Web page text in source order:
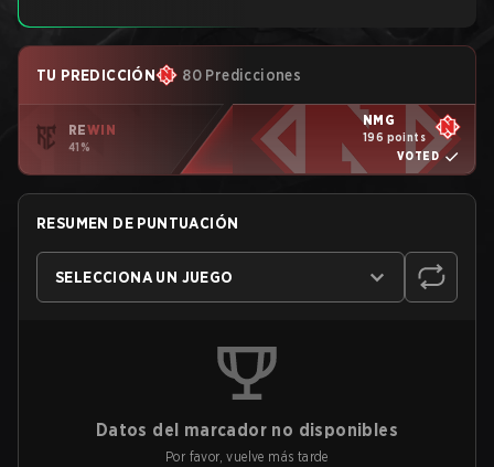
TU PREDICCIÓN 80 Predicciones
REWIN
41%
NMG
196 points
VOTED
RESUMEN DE PUNTUACIÓN
SELECCIONA UN JUEGO
Datos del marcador no disponibles
Por favor, vuelve más tarde